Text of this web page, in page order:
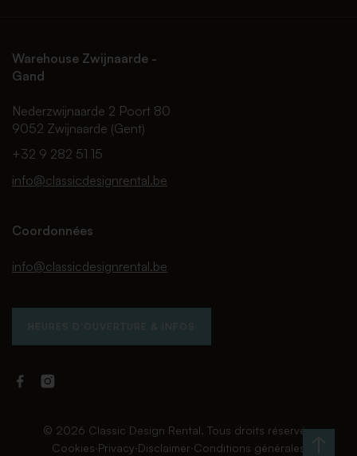
Warehouse Zwijnaarde -
Gand
Nederzwijnaarde 2 Poort 80
9052 Zwijnaarde (Gent)
+32 9 282 51 15
info@classicdesignrental.be
Coordonnées
info@classicdesignrental.be
HEURES D'OUVERTURE & INFOS
Facebook
Rental
Instagram
Rental
© 2026 Classic Design Rental. Tous droits réservés.
Cookies∙Privacy∙Disclaimer∙Conditions générales